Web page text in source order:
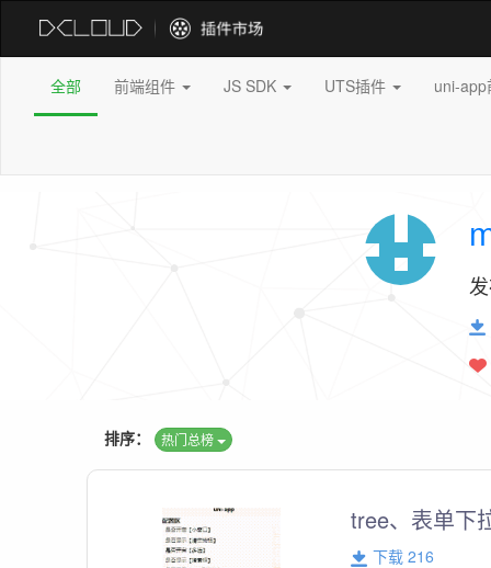
全部 前端组件 JS SDK UTS插件 uni-
排序： 热门总榜
tree、表单下
下载 216